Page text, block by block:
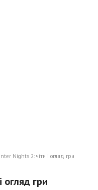
Nights 2: чіти і огляд гри
огляд гри